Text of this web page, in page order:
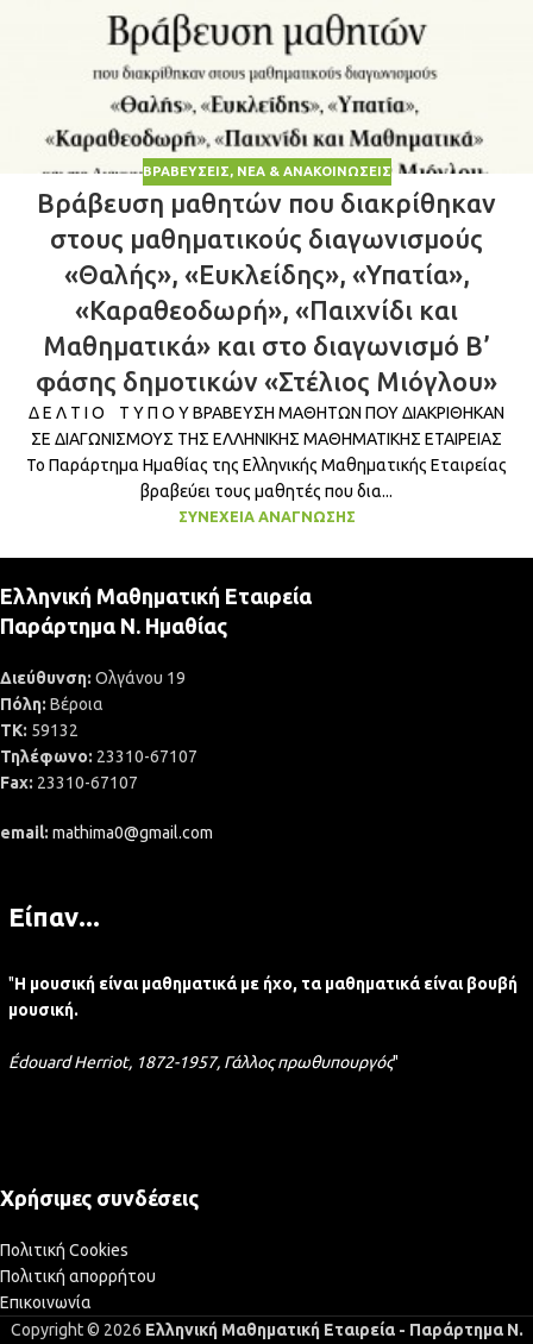
ΒΡΑΒΕΎΣΕΙΣ, ΝΈΑ & ΑΝΑΚΟΙΝΏΣΕΙΣ
Βράβευση μαθητών που διακρίθηκαν
στους μαθηματικούς διαγωνισμούς
«Θαλής», «Ευκλείδης», «Υπατία»,
«Καραθεοδωρή», «Παιχνίδι και
Μαθηματικά» και στο διαγωνισμό Β’
φάσης δημοτικών «Στέλιος Μιόγλου»
Δ Ε Λ Τ Ι Ο Τ Υ Π Ο Υ ΒΡΑΒΕΥΣΗ ΜΑΘΗΤΩΝ ΠΟΥ ΔΙΑΚΡΙΘΗΚΑΝ
ΣΕ ΔΙΑΓΩΝΙΣΜΟΥΣ ΤΗΣ ΕΛΛΗΝΙΚΗΣ ΜΑΘΗΜΑΤΙΚΗΣ ΕΤΑΙΡΕΙΑΣ
Το Παράρτημα Ημαθίας της Ελληνικής Μαθηματικής Εταιρείας
βραβεύει τους μαθητές που δια...
ΣΥΝΈΧΕΙΑ ΑΝΆΓΝΩΣΗΣ
Ελληνική Μαθηματική Εταιρεία
Παράρτημα Ν. Ημαθίας
Διεύθυνση: Ολγάνου 19
Πόλη: Βέροια
ΤΚ: 59132
Τηλέφωνο: 23310-67107
Fax: 23310-67107
email: mathima0@gmail.com
Είπαν...
"Η μουσική είναι μαθηματικά με ήχο, τα μαθηματικά είναι βουβή
μουσική.
Édouard Herriot, 1872-1957, Γάλλος πρωθυπουργός"
Χρήσιμες συνδέσεις
Πολιτική Cookies
Πολιτική απορρήτου
Επικοινωνία
Copyright © 2026 Ελληνική Μαθηματική Εταιρεία - Παράρτημα Ν.